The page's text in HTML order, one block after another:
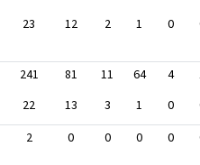
23 12 2 1 0
241 81 11 64 4
22 13 3 1 0
2 0 0 0 0